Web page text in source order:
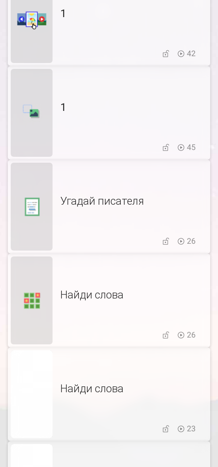
1
42
1
45
Угадай писателя
26
Найди слова
26
Найди слова
23